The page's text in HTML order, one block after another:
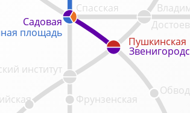
Спасская
Садовая
площадь
Пушкинская
институт
Фрунзенская
Садовая
площадь
Пушкинская